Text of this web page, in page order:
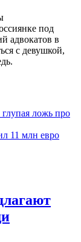
под
адвокатов в
с девушкой,
ложь про
11 млн евро